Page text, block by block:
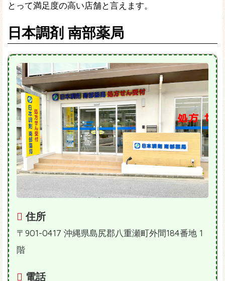
とって満足度の高い店舗と言えます。
日本調剤 南部薬局
住所
〒901-0417 沖縄県島尻郡八重瀬町外間184番地 1
階
電話